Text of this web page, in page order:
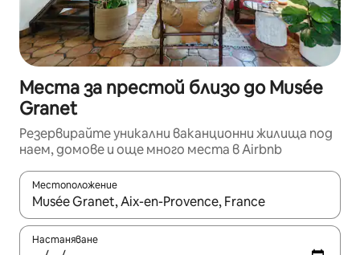
Места за престой близо до Musée
Granet
Резервирайте уникални ваканционни жилища под
наем, домове и още много места в Airbnb
Местоположение
Когато резултатите се покажат, използвайте
Настаняване